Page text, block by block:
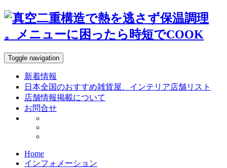
Toggle navigation
新着情報
日本全国のおすすめ雑貨屋、インテリア店舗リスト
店舗情報掲載について
お問合せ
Home
インフォメーション